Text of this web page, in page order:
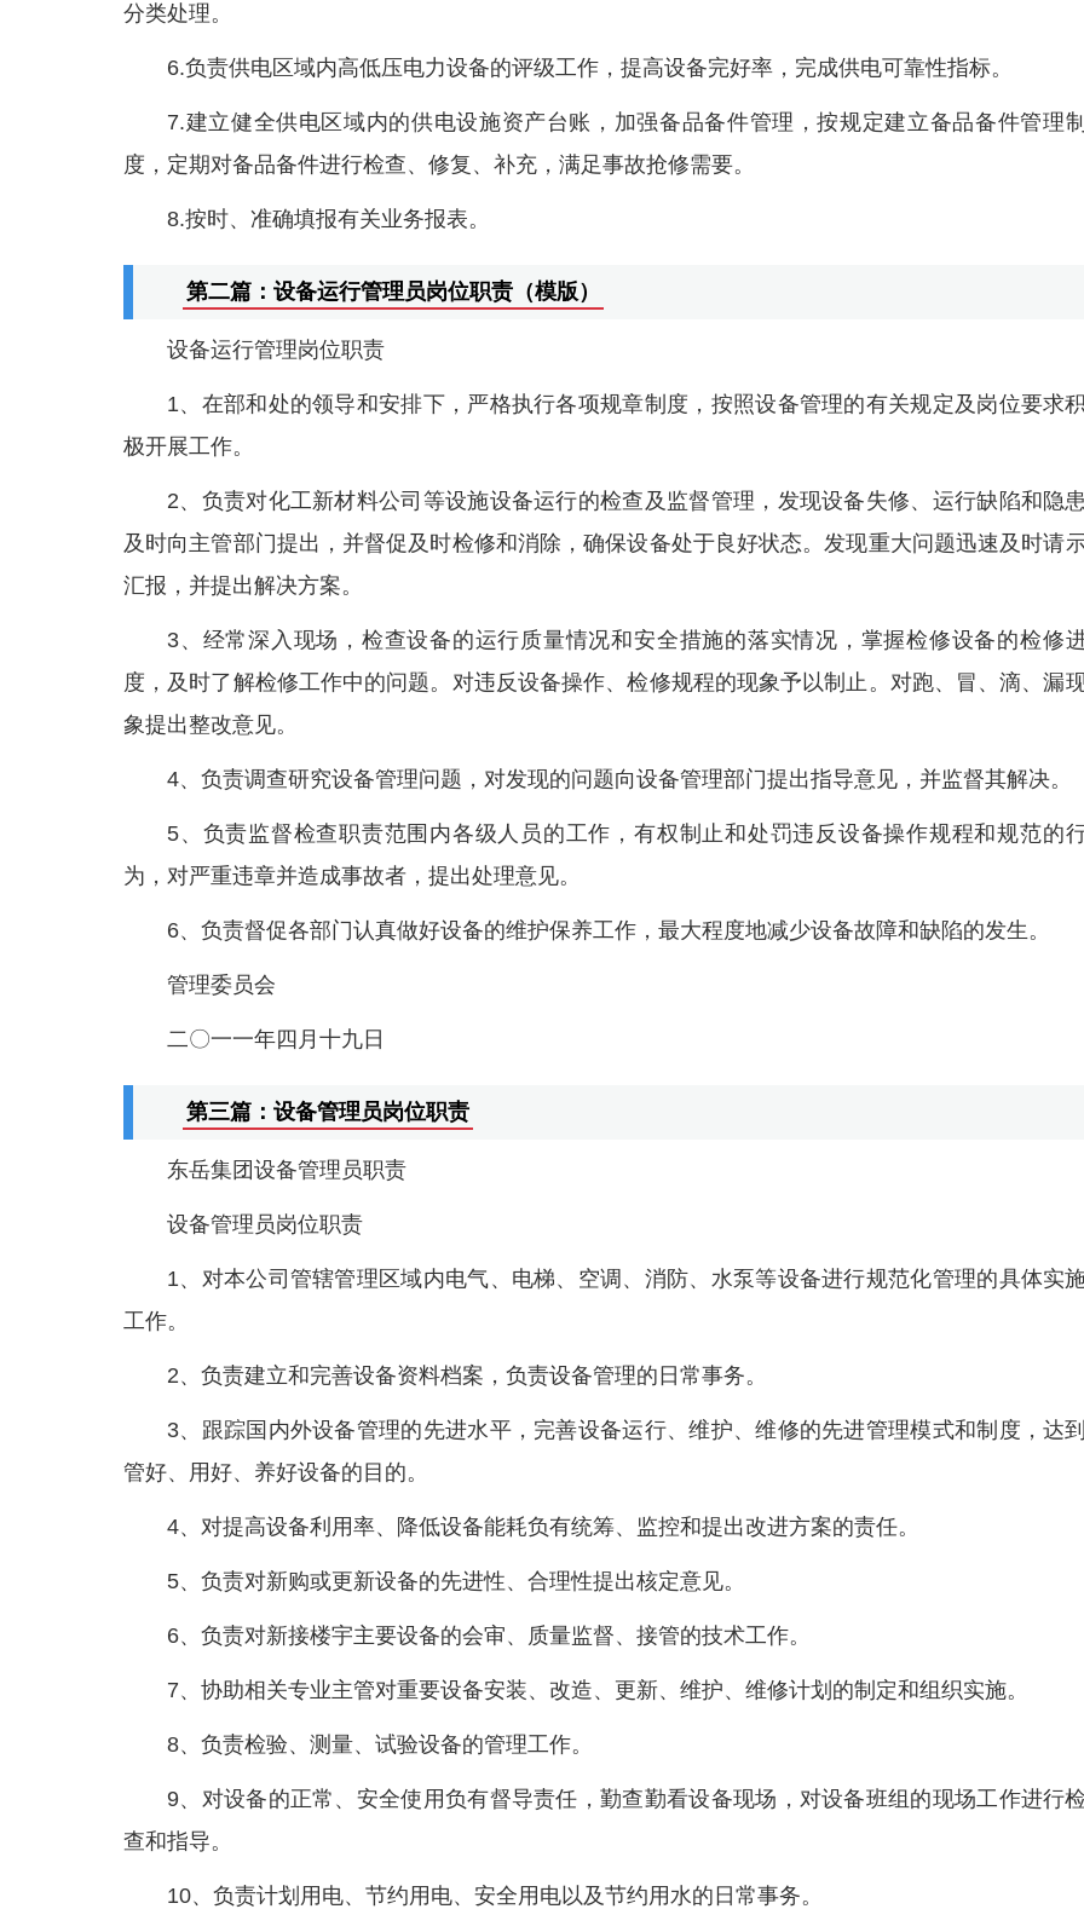
分类处理。
6.负责供电区域内高低压电力设备的评级工作，提高设备完好率，完成供电可靠性指标。
7.建立健全供电区域内的供电设施资产台账，加强备品备件管理，按规定建立备品备件管理
度，定期对备品备件进行检查、修复、补充，满足事故抢修需要。
8.按时、准确填报有关业务报表。
第二篇：设备运行管理员岗位职责（模版）
设备运行管理岗位职责
1、在部和处的领导和安排下，严格执行各项规章制度，按照设备管理的有关规定及岗位要求
极开展工作。
2、负责对化工新材料公司等设施设备运行的检查及监督管理，发现设备失修、运行缺陷和隐
及时向主管部门提出，并督促及时检修和消除，确保设备处于良好状态。发现重大问题迅速及时请
汇报，并提出解决方案。
3、经常深入现场，检查设备的运行质量情况和安全措施的落实情况，掌握检修设备的检修
度，及时了解检修工作中的问题。对违反设备操作、检修规程的现象予以制止。对跑、冒、滴、漏
象提出整改意见。
4、负责调查研究设备管理问题，对发现的问题向设备管理部门提出指导意见，并监督其解决。
5、负责监督检查职责范围内各级人员的工作，有权制止和处罚违反设备操作规程和规范的
为，对严重违章并造成事故者，提出处理意见。
6、负责督促各部门认真做好设备的维护保养工作，最大程度地减少设备故障和缺陷的发生。
管理委员会
二〇一一年四月十九日
第三篇：设备管理员岗位职责
东岳集团设备管理员职责
设备管理员岗位职责
1、对本公司管辖管理区域内电气、电梯、空调、消防、水泵等设备进行规范化管理的具体实
工作。
2、负责建立和完善设备资料档案，负责设备管理的日常事务。
3、跟踪国内外设备管理的先进水平，完善设备运行、维护、维修的先进管理模式和制度，达
管好、用好、养好设备的目的。
4、对提高设备利用率、降低设备能耗负有统筹、监控和提出改进方案的责任。
5、负责对新购或更新设备的先进性、合理性提出核定意见。
6、负责对新接楼宇主要设备的会审、质量监督、接管的技术工作。
7、协助相关专业主管对重要设备安装、改造、更新、维护、维修计划的制定和组织实施。
8、负责检验、测量、试验设备的管理工作。
9、对设备的正常、安全使用负有督导责任，勤查勤看设备现场，对设备班组的现场工作进行
查和指导。
10、负责计划用电、节约用电、安全用电以及节约用水的日常事务。